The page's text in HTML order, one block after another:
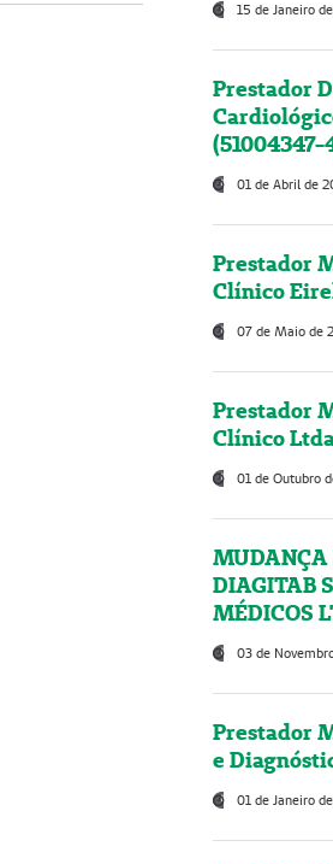
15 de Janeiro
Prestador
(51004347-
01 de Abril de
Prestador
Clínico
07 de Maio de
Prestador
Clínico
01 de Outubro
MUDANÇA
DIAGITAB
MÉDICOS
03 de
Prestador
e
01 de Janeiro